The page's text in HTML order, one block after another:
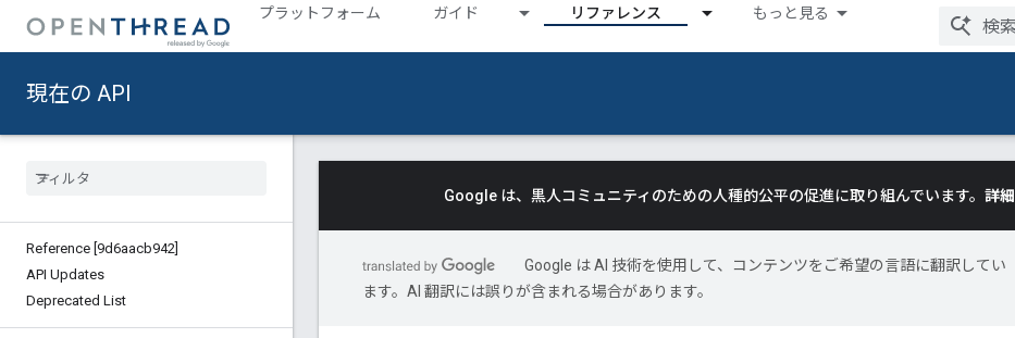
プラットフォーム ガイド リファレンス もっと見る
現在の API
Reference [9d6aacb942]
API Updates
Deprecated List
Google は、黒人コミュニティのための人種的公平の促進に取り組んでいます。 詳細
Google は AI 技術を使用して、コンテンツをご希望の言語に翻訳してい
ます。AI 翻訳には誤りが含まれる場合があります。